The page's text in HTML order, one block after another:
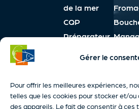
Gérer le
Pour offrir les meilleures expériences,
telles que les cookies pour stocker et/
des appareils. Le fait de consentir à
de la mer
CQP
Préparateur